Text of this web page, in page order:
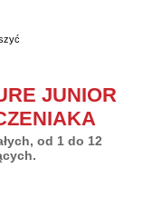
JUNIOR
od 1 do 12